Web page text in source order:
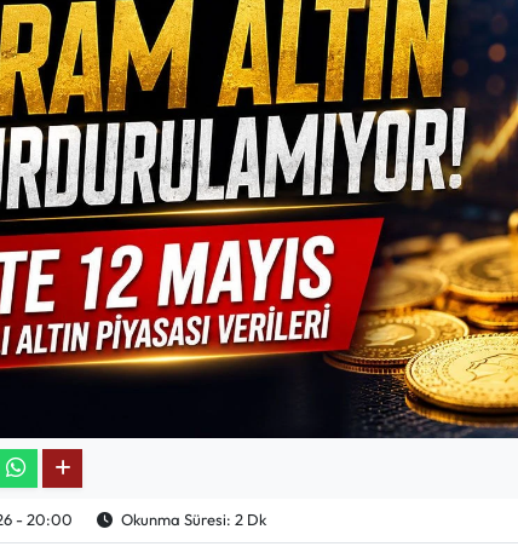
- 20:00 Okunma Süresi: 2 Dk